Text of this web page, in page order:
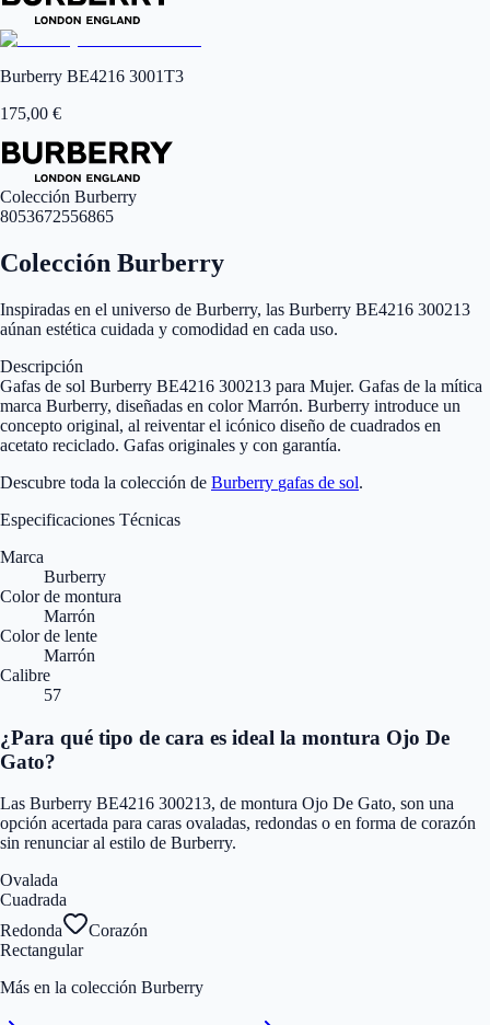
Burberry BE4216 3001T3
175,00 €
Colección Burberry
8053672556865
Colección Burberry
Inspiradas en el universo de Burberry, las Burberry BE4216 300213
aúnan estética cuidada y comodidad en cada uso.
Descripción
Gafas de sol Burberry BE4216 300213 para Mujer. Gafas de la mítica
marca Burberry, diseñadas en color Marrón. Burberry introduce un
concepto original, al reiventar el icónico diseño de cuadrados en
acetato reciclado. Gafas originales y con garantía.
Descubre toda la colección de Burberry gafas de sol.
Especificaciones Técnicas
Marca
Burberry
Color de montura
Marrón
Color de lente
Marrón
Calibre
57
¿Para qué tipo de cara es ideal la montura Ojo De
Gato?
Las Burberry BE4216 300213, de montura Ojo De Gato, son una
opción acertada para caras ovaladas, redondas o en forma de corazón
sin renunciar al estilo de Burberry.
Ovalada
Cuadrada
Redonda
Corazón
Rectangular
Más en la colección Burberry